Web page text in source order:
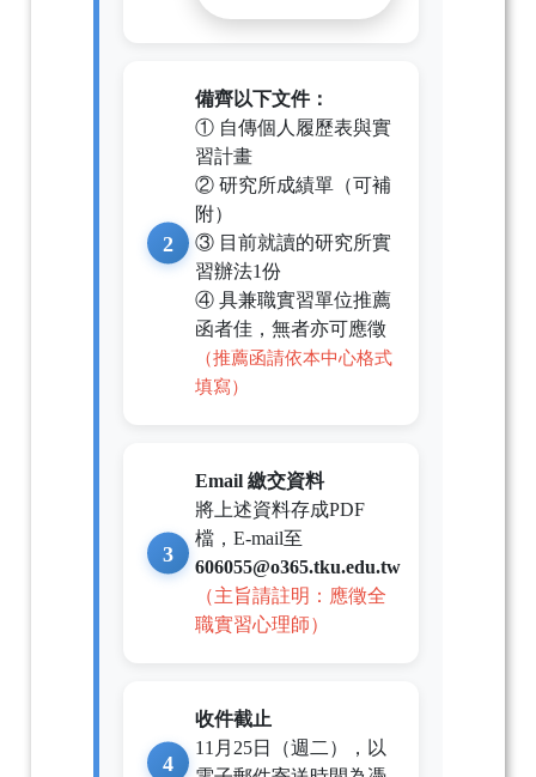
備齊以下文件：
① 自傳個人履歷表與實
習計畫
② 研究所成績單（可補
附）
③ 目前就讀的研究所實
習辦法1份
④ 具兼職實習單位推薦
函者佳，無者亦可應徵
（推薦函請依本中心格式
填寫）
Email 繳交資料
將上述資料存成PDF
檔，E-mail至
606055@o365.tku.edu.tw
（主旨請註明：應徵全
職實習心理師）
收件截止
11月25日（週二），以